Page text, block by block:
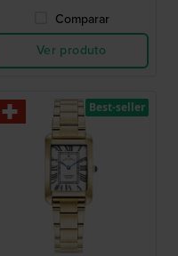
Comparar
Ver produto
Best-seller